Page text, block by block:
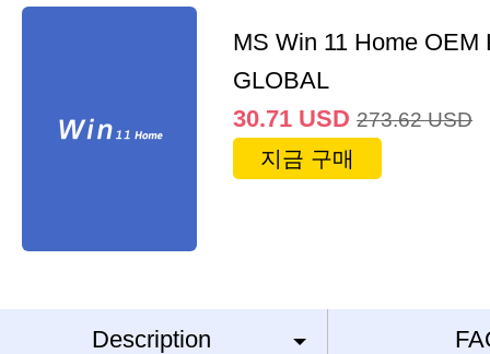
MS Win 11 Home OEM
GLOBAL
30.71 USD 273.62 USD
지금 구매
Description